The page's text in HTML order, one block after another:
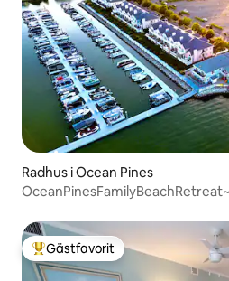
Radhus i Ocean Pines
Populär gästfavorit
Gästfavorit